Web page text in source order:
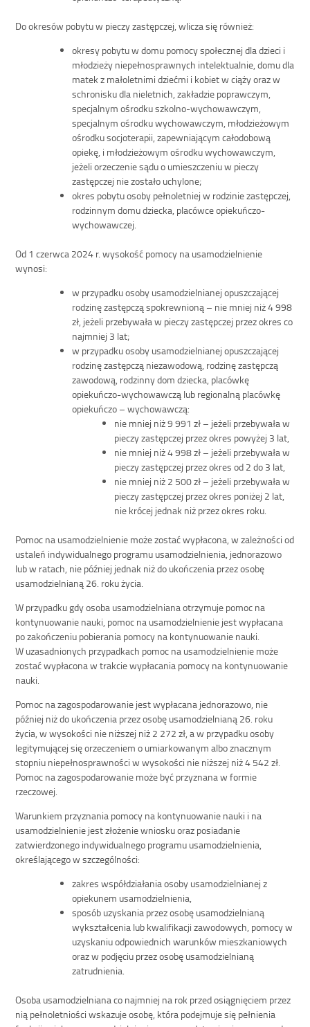
Do okresów pobytu w pieczy zastępczej, wlicza się również:
okresy pobytu w domu pomocy społecznej dla dzieci i
młodzieży niepełnosprawnych intelektualnie, domu dla
matek z małoletnimi dziećmi i kobiet w ciąży oraz w
schronisku dla nieletnich, zakładzie poprawczym,
specjalnym ośrodku szkolno-wychowawczym,
specjalnym ośrodku wychowawczym, młodzieżowym
ośrodku socjoterapii, zapewniającym całodobową
opiekę, i młodzieżowym ośrodku wychowawczym,
jeżeli orzeczenie sądu o umieszczeniu w pieczy
zastępczej nie zostało uchylone;
okres pobytu osoby pełnoletniej w rodzinie zastępczej,
rodzinnym domu dziecka, placówce opiekuńczo-
wychowawczej.
Od 1 czerwca 2024 r. wysokość pomocy na usamodzielnienie
wynosi:
w przypadku osoby usamodzielnianej opuszczającej
rodzinę zastępczą spokrewnioną – nie mniej niż 4 998
zł, jeżeli przebywała w pieczy zastępczej przez okres co
najmniej 3 lat;
w przypadku osoby usamodzielnianej opuszczającej
rodzinę zastępczą niezawodową, rodzinę zastępczą
zawodową, rodzinny dom dziecka, placówkę
opiekuńczo-wychowawczą lub regionalną placówkę
opiekuńczo – wychowawczą:
nie mniej niż 9 991 zł – jeżeli przebywała w
pieczy zastępczej przez okres powyżej 3 lat,
nie mniej niż 4 998 zł – jeżeli przebywała w
pieczy zastępczej przez okres od 2 do 3 lat,
nie mniej niż 2 500 zł – jeżeli przebywała w
pieczy zastępczej przez okres poniżej 2 lat,
nie krócej jednak niż przez okres roku.
Pomoc na usamodzielnienie może zostać wypłacona, w zależności od
ustaleń indywidualnego programu usamodzielnienia, jednorazowo
lub w ratach, nie później jednak niż do ukończenia przez osobę
usamodzielnianą 26. roku życia.
W przypadku gdy osoba usamodzielniana otrzymuje pomoc na
kontynuowanie nauki, pomoc na usamodzielnienie jest wypłacana
po zakończeniu pobierania pomocy na kontynuowanie nauki.
W uzasadnionych przypadkach pomoc na usamodzielnienie może
zostać wypłacona w trakcie wypłacania pomocy na kontynuowanie
nauki.
Pomoc na zagospodarowanie jest wypłacana jednorazowo, nie
później niż do ukończenia przez osobę usamodzielnianą 26. roku
życia, w wysokości nie niższej niż 2 272 zł, a w przypadku osoby
legitymującej się orzeczeniem o umiarkowanym albo znacznym
stopniu niepełnosprawności w wysokości nie niższej niż 4 542 zł.
Pomoc na zagospodarowanie może być przyznana w formie
rzeczowej.
Warunkiem przyznania pomocy na kontynuowanie nauki i na
usamodzielnienie jest złożenie wniosku oraz posiadanie
zatwierdzonego indywidualnego programu usamodzielnienia,
określającego w szczególności:
zakres współdziałania osoby usamodzielnianej z
opiekunem usamodzielnienia,
sposób uzyskania przez osobę usamodzielnianą
wykształcenia lub kwalifikacji zawodowych, pomocy w
uzyskaniu odpowiednich warunków mieszkaniowych
oraz w podjęciu przez osobę usamodzielnianą
zatrudnienia.
Osoba usamodzielniana co najmniej na rok przed osiągnięciem przez
nią pełnoletniości wskazuje osobę, która podejmuje się pełnienia